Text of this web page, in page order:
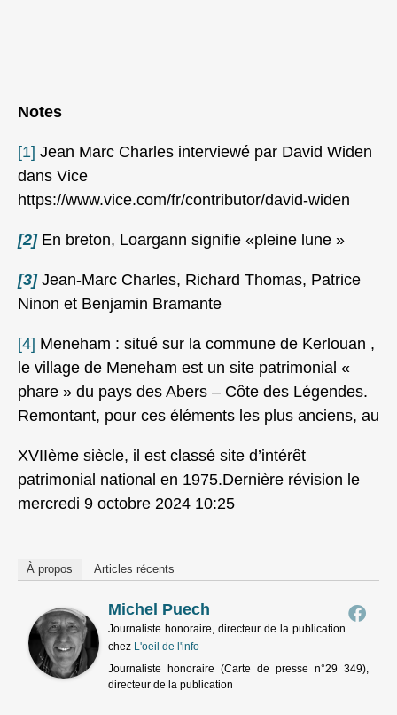
Notes
[1] Jean Marc Charles interviewé par David Widen
dans Vice
https://www.vice.com/fr/contributor/david-widen
[2]En breton, Loargann signifie «pleine lune »
[3]Jean-Marc Charles, Richard Thomas, Patrice
Ninon et Benjamin Bramante
[4] Meneham : situé sur la commune de Kerlouan ,
le village de Meneham est un site patrimonial «
phare » du pays des Abers – Côte des Légendes.
Remontant, pour ces éléments les plus anciens, au
XVIIème siècle, il est classé site d’intérêt
patrimonial national en 1975.Dernière révision le
mercredi 9 octobre 2024 10:25
À propos Articles récents
Michel Puech
Journaliste honoraire, directeur de la publication
chez L'oeil de l'info
Journaliste honoraire (Carte de presse n°29 349),
directeur de la publication